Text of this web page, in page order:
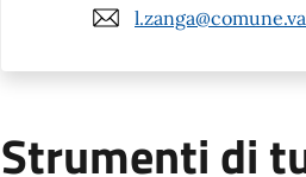
Strumenti di